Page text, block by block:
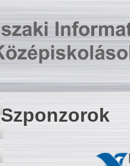
Szponzorok